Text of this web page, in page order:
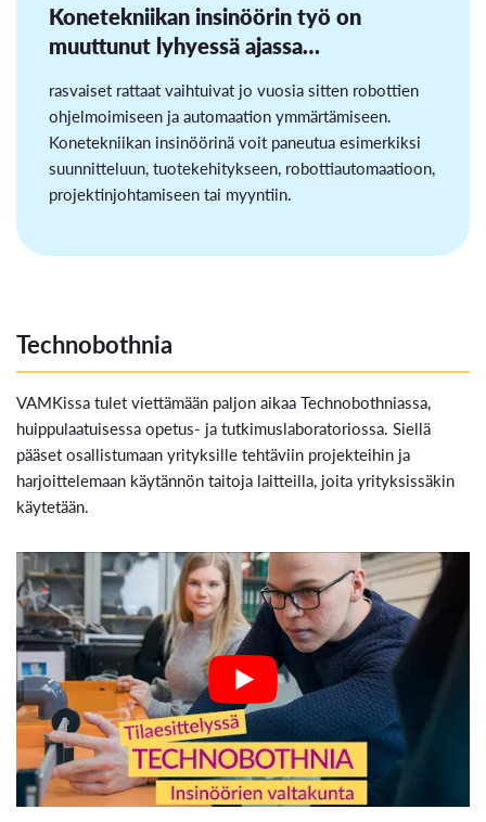
Konetekniikan insinöörin työ on
muuttunut lyhyessä ajassa…
rasvaiset rattaat vaihtuivat jo vuosia sitten robottien
ohjelmoimiseen ja automaation ymmärtämiseen.
Konetekniikan insinöörinä voit paneutua esimerkiksi
suunnitteluun, tuotekehitykseen, robottiautomaatioon,
projektinjohtamiseen tai myyntiin.
Technobothnia
VAMKissa tulet viettämään paljon aikaa Technobothniassa,
huippulaatuisessa opetus- ja tutkimuslaboratoriossa. Siellä
pääset osallistumaan yrityksille tehtäviin projekteihin ja
harjoittelemaan käytännön taitoja laitteilla, joita yrityksissäkin
käytetään.